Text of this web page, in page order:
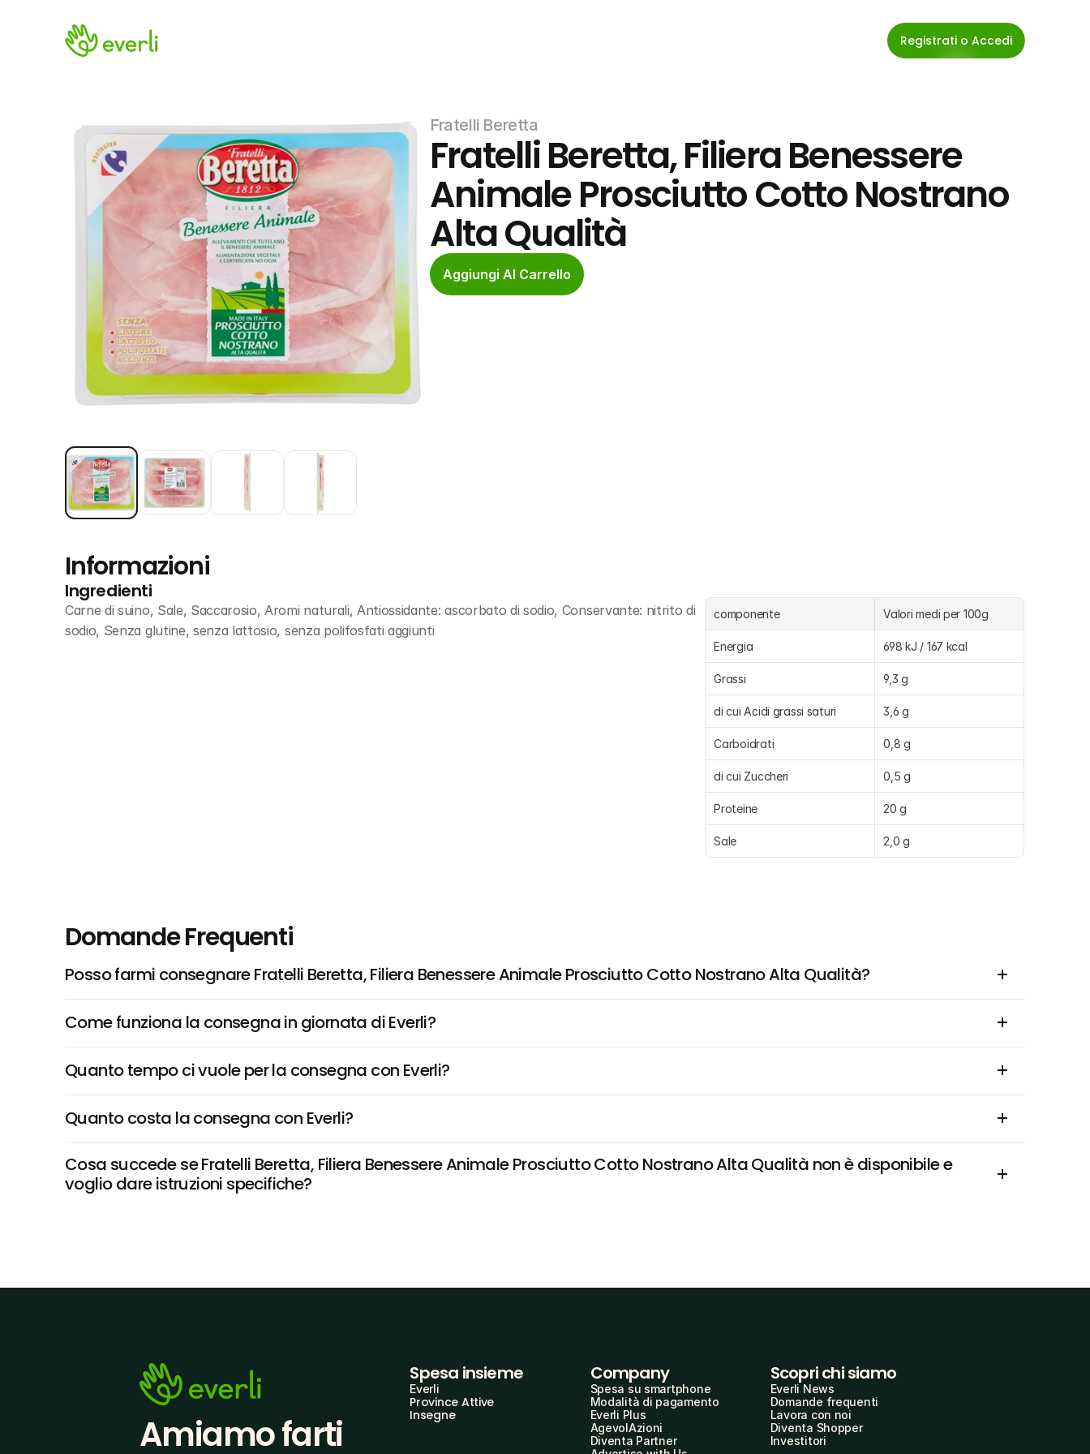
Registrati o Accedi
Fratelli Beretta
Fratelli Beretta, Filiera Benessere
Animale Prosciutto Cotto Nostrano
Alta Qualità
Aggiungi Al Carrello
Informazioni
Ingredienti
Carne di suino, Sale, Saccarosio, Aromi naturali, Antiossidante: ascorbato di sodio, Conservante: nitrito di
sodio, Senza glutine, senza lattosio, senza polifosfati aggiunti
componente Valori medi per 100g
Energia 698 kJ / 167 kcal
Grassi 9,3 g
di cui Acidi grassi saturi 3,6 g
Carboidrati 0,8 g
di cui Zuccheri 0,5 g
Proteine 20 g
Sale 2,0 g
Domande Frequenti
Posso farmi consegnare Fratelli Beretta, Filiera Benessere Animale Prosciutto Cotto Nostrano Alta Qualità?
Come funziona la consegna in giornata di Everli?
Quanto tempo ci vuole per la consegna con Everli?
Quanto costa la consegna con Everli?
Cosa succede se Fratelli Beretta, Filiera Benessere Animale Prosciutto Cotto Nostrano Alta Qualità non è disponibile e
voglio dare istruzioni specifiche?
Amiamo farti
Spesa insieme
Everli
Province Attive
Insegne
Company
Spesa su smartphone
Modalità di pagamento
Everli Plus
AgevolAzioni
Diventa Partner
Scopri chi siamo
Everli News
Domande frequenti
Lavora con noi
Diventa Shopper
Investitori